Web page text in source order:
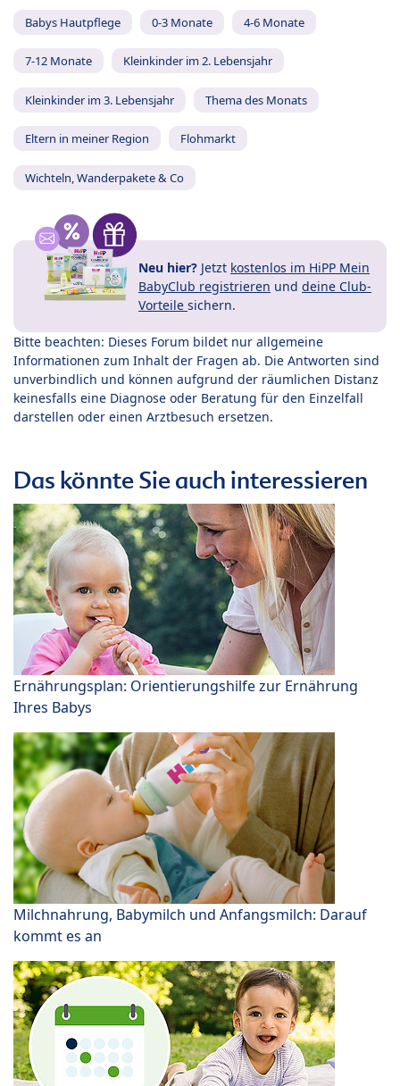
Babys Hautpflege 0-3 Monate 4-6 Monate
7-12 Monate Kleinkinder im 2. Lebensjahr
Kleinkinder im 3. Lebensjahr Thema des Monats
Eltern in meiner Region Flohmarkt
Wichteln, Wanderpakete & Co
Neu hier? Jetzt kostenlos im HiPP Mein
BabyClub registrieren und deine Club-
Vorteile sichern.
Bitte beachten: Dieses Forum bildet nur allgemeine
Informationen zum Inhalt der Fragen ab. Die Antworten sind
unverbindlich und können aufgrund der räumlichen Distanz
keinesfalls eine Diagnose oder Beratung für den Einzelfall
darstellen oder einen Arztbesuch ersetzen.
Das könnte Sie auch interessieren
Ernährungsplan: Orientierungshilfe zur Ernährung
Ihres Babys
Milchnahrung, Babymilch und Anfangsmilch: Darauf
kommt es an